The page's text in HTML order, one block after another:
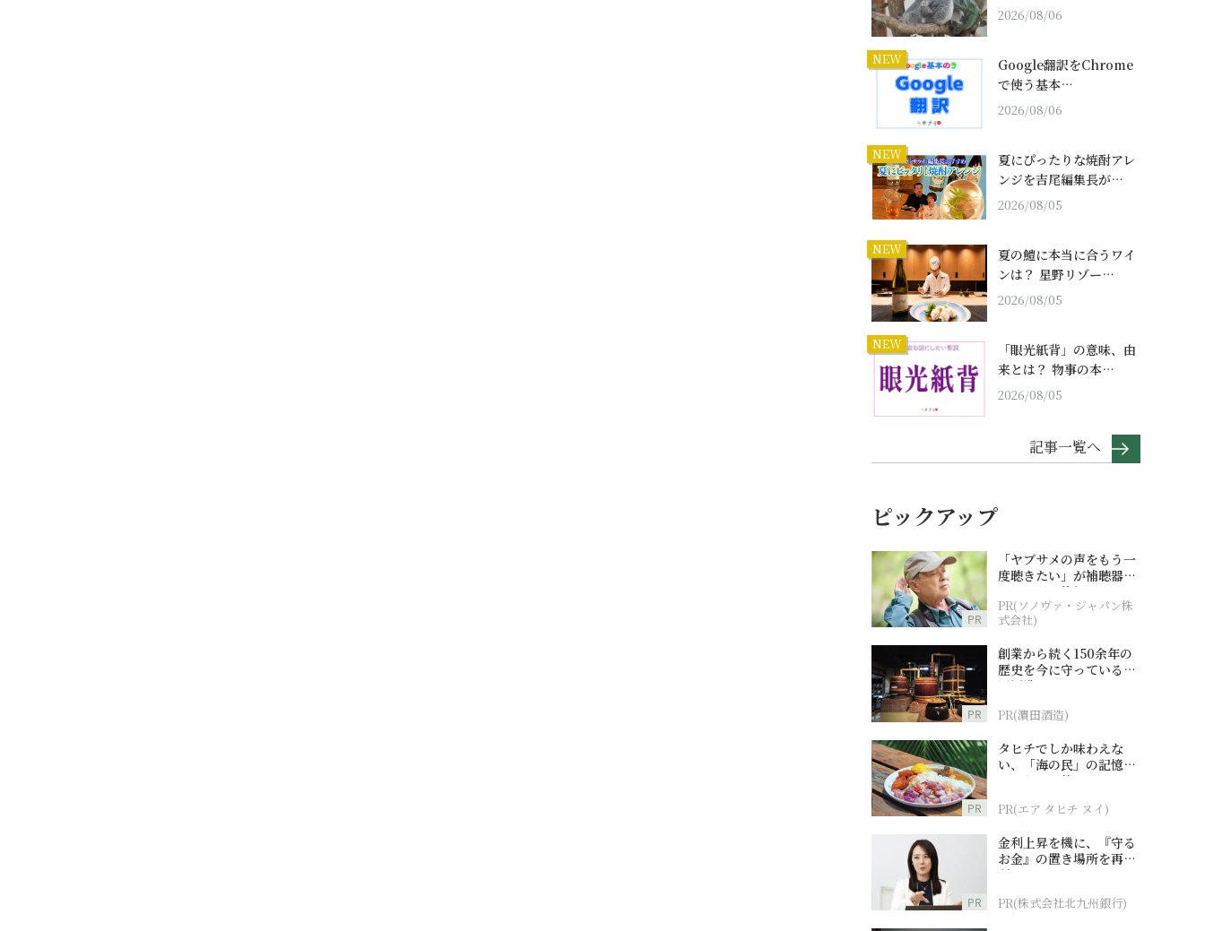
2026/08/06
NEW
Google翻訳をChrome
で使う基本…
2026/08/06
NEW
夏にぴったりな焼酎アレ
ンジを吉尾編集長が…
2026/08/05
NEW
夏の鱧に本当に合うワイ
ンは？ 星野リゾー…
2026/08/05
NEW
「眼光紙背」の意味、由
来とは？ 物事の本…
2026/08/05
記事一覧へ
ピックアップ
PR
「ヤブサメの声をもう一
度聴きたい」が補聴器チ
ャレンジの後押しに
PR(ソノヴァ・ジャパン株
式会社)
PR
創業から続く150余年の
歴史を今に守っている濵
田酒造
PR(濵田酒造)
PR
タヒチでしか味わえな
い、「海の民」の記憶へ
とつながる旅
PR(エア タヒチ ヌイ)
PR
金利上昇を機に、『守る
お金』の置き場所を再検
討
PR(株式会社北九州銀行)